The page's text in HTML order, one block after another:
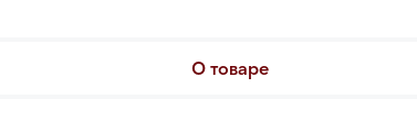
О товаре